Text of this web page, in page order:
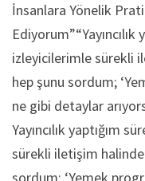
İnsanlara Yönelik
izleyicilerimle sürekli
hep şunu sordum;
ne gibi detaylar
Yayıncılık yaptığım
sürekli iletişim